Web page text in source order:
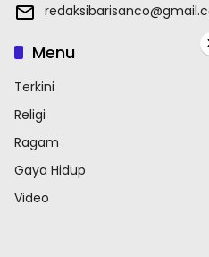
Menu
Terkini
Religi
Ragam
Gaya Hidup
Video